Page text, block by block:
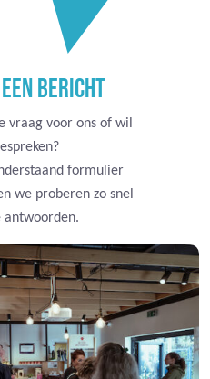
EEN BERICHT
vraag voor ons of wil
formulier
we proberen zo snel
antwoorden.